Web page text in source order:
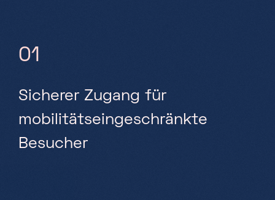
01
Sicherer Zugang für
mobilitätseingeschränkte
Besucher